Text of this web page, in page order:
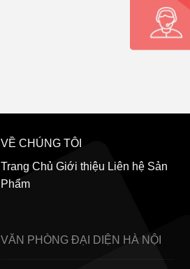
VỀ CHÚNG TÔI
Trang Chủ Giới thiệu Liên hệ Sản
Phẩm
VĂN PHÒNG ĐẠI DIỆN HÀ NỘI